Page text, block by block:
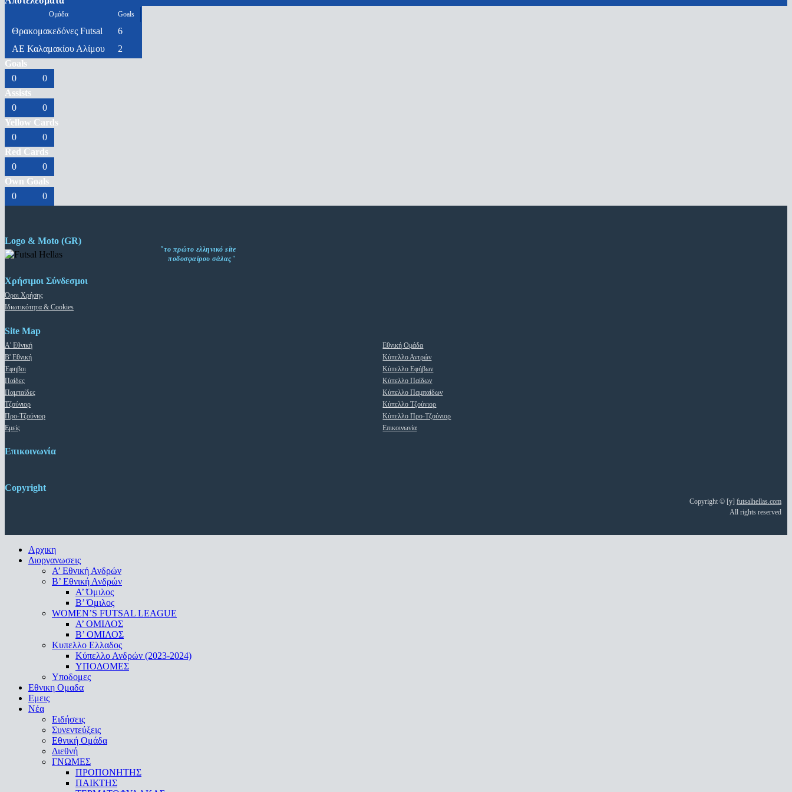
Ομάδα Goals
Θρακομακεδόνες Futsal
6
ΑΕ Καλαμακίου Αλίμου
2
Goals
0
0
Assists
0
0
Yellow Cards
0
0
Red Cards
0
0
Own Goals
0
0
Logo & Moto (GR)
"το πρώτο ελληνικό site
ποδοσφαίρου σάλας"
Χρήσιμοι Σύνδεσμοι
Όροι Χρήσης
Ιδιωτικότητα & Cookies
Site Map
Α' Εθνική
Β' Εθνική
Έφηβοι
Παίδες
Παμπαίδες
Τζούνιορ
Προ-Τζούνιορ
Εμείς
Εθνική Ομάδα
Κύπελλο Αντρών
Κύπελλο Εφήβων
Κύπελλο Παίδων
Κύπελλο Παμπαίδων
Κύπελλο Τζούνιορ
Κύπελλο Προ-Τζούνιορ
Επικοινωνία
Επικοινωνία
Copyright
Copyright © [y] futsalhellas.com
All rights reserved
Close
Menu
Αρχικη
Διοργανωσεις
Α’ Εθνική Ανδρών
Β’ Εθνική Ανδρών
A’ Όμιλος
Β’ Όμιλος
WOMEN’S FUTSAL LEAGUE
A’ ΟΜΙΛΟΣ
Β’ ΟΜΙΛΟΣ
Κυπελλο Ελλαδος
Κύπελλο Ανδρών (2023-2024)
ΥΠΟΔΟΜΕΣ
Υποδομες
Εθνικη Ομαδα
Εμεις
Νέα
Ειδήσεις
Συνεντεύξεις
Εθνική Ομάδα
Διεθνή
ΓΝΩΜΕΣ
ΠΡΟΠΟΝΗΤΗΣ
ΠΑΙΚΤΗΣ